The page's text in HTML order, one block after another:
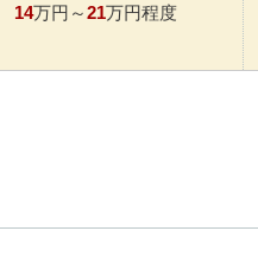
14万円～21万円程度